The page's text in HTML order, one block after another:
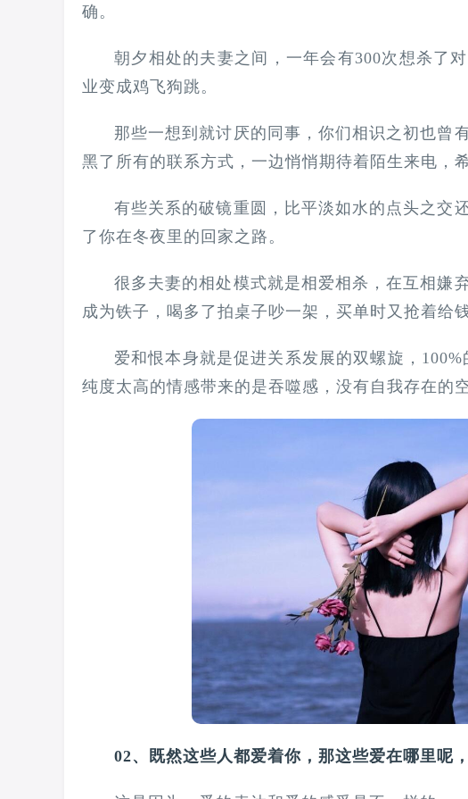
确。
朝夕相处的夫妻之间，一年会有300次想杀了
业变成鸡飞狗跳。
那些一想到就讨厌的同事，你们相识之初也曾
黑了所有的联系方式，一边悄悄期待着陌生来电，
有些关系的破镜重圆，比平淡如水的点头之交
了你在冬夜里的回家之路。
很多夫妻的相处模式就是相爱相杀，在互相嫌
成为铁子，喝多了拍桌子吵一架，买单时又抢着给钱
爱和恨本身就是促进关系发展的双螺旋，
纯度太高的情感带来的是吞噬感，没有自我存在的空
02、既然这些人都爱着你，那这些爱在哪里呢